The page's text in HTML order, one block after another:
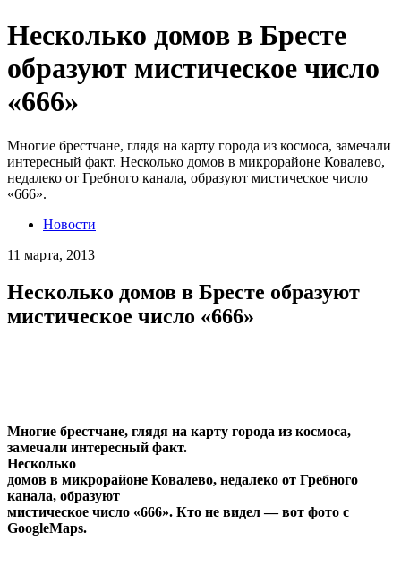
Несколько домов в Бресте
образуют мистическое число
«666»
Многие брестчане, глядя на карту города из космоса, замечали
интересный факт. Несколько домов в микрорайоне Ковалево,
недалеко от Гребного канала, образуют мистическое число
«666».
Новости
11 марта, 2013
Несколько домов в Бресте образуют
мистическое число «666»
Многие брестчане, глядя на карту города из космоса,
замечали интересный факт.
Несколько
домов в микрорайоне Ковалево, недалеко от Гребного
канала, образуют
мистическое число «666». Кто не видел — вот фото с
GoogleMaps.